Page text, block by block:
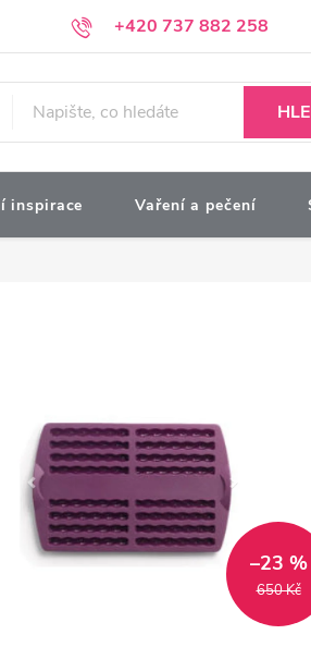
+420 737 882 258
Podmínky ochrany osobních údajů
inspirace Vaření a pečení
650 Kč
–23 %